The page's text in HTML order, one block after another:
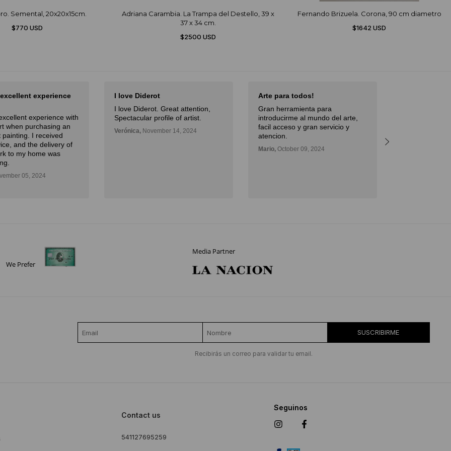
Semental, 20x20x15cm.
$770 USD
Adriana Carambia. La Trampa del Destello, 39 x
37 x 34 cm.
$2500 USD
Fernando Brizuela. Corona, 90 cm diametro
$1642 USD
experience
experience with
when purchasing an
painting. I received
and the delivery of
to my home was
05, 2024
I love Diderot
I love Diderot. Great attention,
Spectacular profile of artist.
Verónica, November 14, 2024
Arte para todos!
Gran herramienta para
introducirme al mundo del arte,
facil acceso y gran servicio y
atencion.
Mario, October 09, 2024
We Prefer
Media Partner
SUSCRIBIRME
Recibirás un correo para validar tu email.
Contact us
541127695259
Seguinos